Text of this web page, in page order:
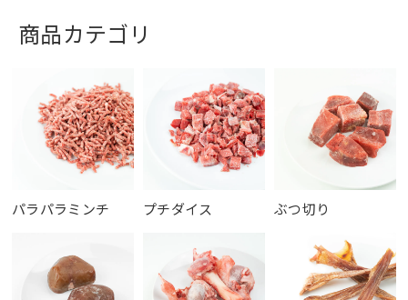
商品カテゴリ
パラパラミンチ プチダイス ぶつ切り